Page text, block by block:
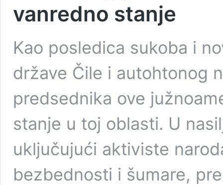
vanredno stanje
Kao posledica sukoba i
države Čile i autohtonog
predsednika ove
stanje u toj oblasti. U
uključujući aktiviste
bezbednosti i šumare,